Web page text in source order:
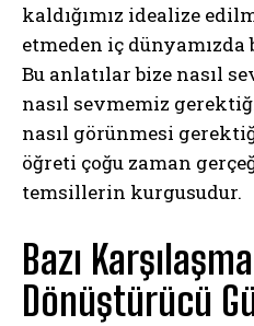
kaldığımız idealize
etmeden iç
Bu anlatılar bize nasıl
nasıl sevmemiz
nasıl görünmesi
öğreti çoğu zaman
temsillerin kurgusudur.
Bazı
Dönüştürücü